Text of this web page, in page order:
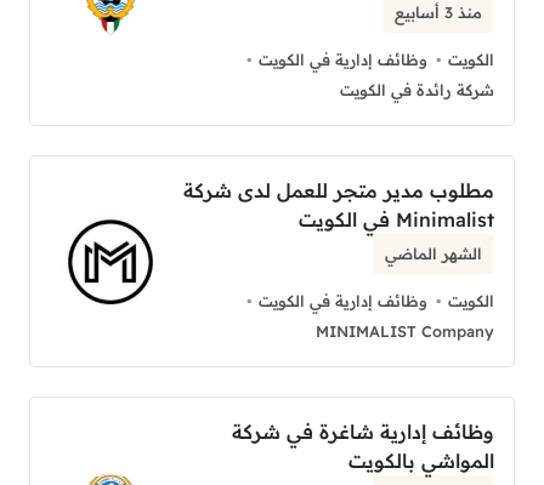
منذ 3 أسابيع
الكويت
وظائف إدارية في الكويت
شركة رائدة في الكويت
مطلوب مدير متجر للعمل لدى شركة
Minimalist في الكويت
الشهر الماضي
الكويت
وظائف إدارية في الكويت
MINIMALIST Company
وظائف إدارية شاغرة في شركة
المواشي بالكويت